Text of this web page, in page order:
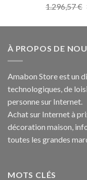
Note5.00
1.296,57€
À PROPOS DE
Amabon Store est un
technologiques, de
personne sur Internet.
Achat sur Internet à
décoration maison,
toutes les grandes
MOTS CLÉS